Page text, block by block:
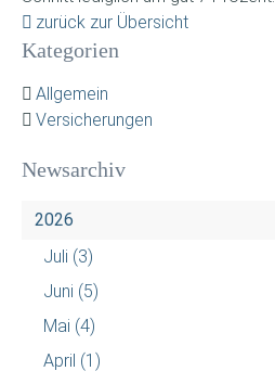
zurück zur Übersicht
Kategorien
Allgemein
Versicherungen
Newsarchiv
2026
Juli (3)
Juni (5)
Mai (4)
April (1)